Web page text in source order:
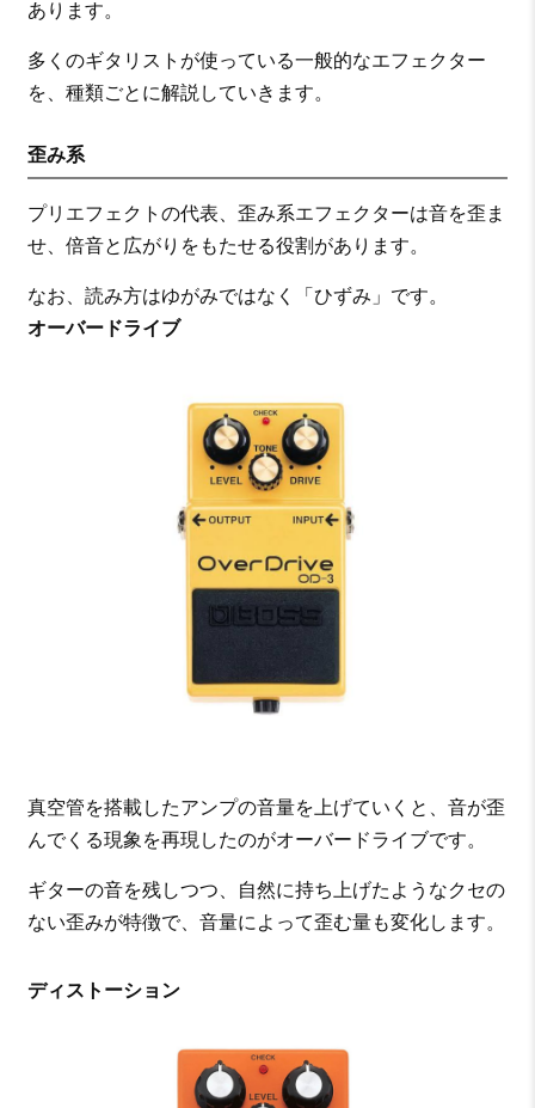
あります。
多くのギタリストが使っている一般的なエフェクター
を、種類ごとに解説していきます。
歪み系
プリエフェクトの代表、歪み系エフェクターは音を歪ま
せ、倍音と広がりをもたせる役割があります。
なお、読み方はゆがみではなく「ひずみ」です。
オーバードライブ
真空管を搭載したアンプの音量を上げていくと、音が歪
んでくる現象を再現したのがオーバードライブです。
ギターの音を残しつつ、自然に持ち上げたようなクセの
ない歪みが特徴で、音量によって歪む量も変化します。
ディストーション